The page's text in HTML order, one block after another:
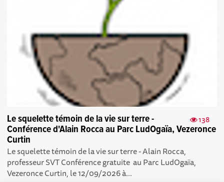
138
Le squelette témoin de la vie sur terre -
Conférence d'Alain Rocca au Parc LudOgaïa, Vezeronce
Curtin
Le squelette témoin de la vie sur terre - Alain Rocca,
professeur SVT Conférence gratuite au Parc LudOgaïa,
Vezeronce Curtin, le 12/09/2026 à...